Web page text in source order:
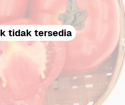
tidak tersedia